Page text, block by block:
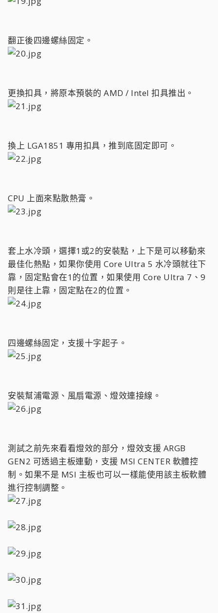
翻正後四邊螺絲固定。
更換扣具，將原本預裝的 AMD / Intel 扣具推出。
換上 LGA1851 專用扣具，推到底固定即可。
CPU 上面來點散熱膏。
套上水冷頭，選擇1或2的安裝點，上下是可以移動來
最佳化熱點，如果你使用 Core Ultra 5 水冷頭就往下
靠，固定點會在1的位置，如果使用 Core Ultra 7、9
則是往上靠，固定點在2的位置。
四邊螺絲固定，支援十字起子。
安裝幫浦電源、風扇電源、燈效連接線。
測試之前先來看看燈效的部分，燈效支援 ARGB
GEN2 可透過主板連動，支援 MSI CENTER 軟體控
制。如果不是 MSI 主板也可以一樣能使用該主板軟體
進行控制調整。